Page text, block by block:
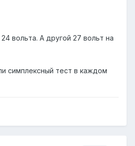
вольта. А другой 27 вольт на
симплексный тест в каждом